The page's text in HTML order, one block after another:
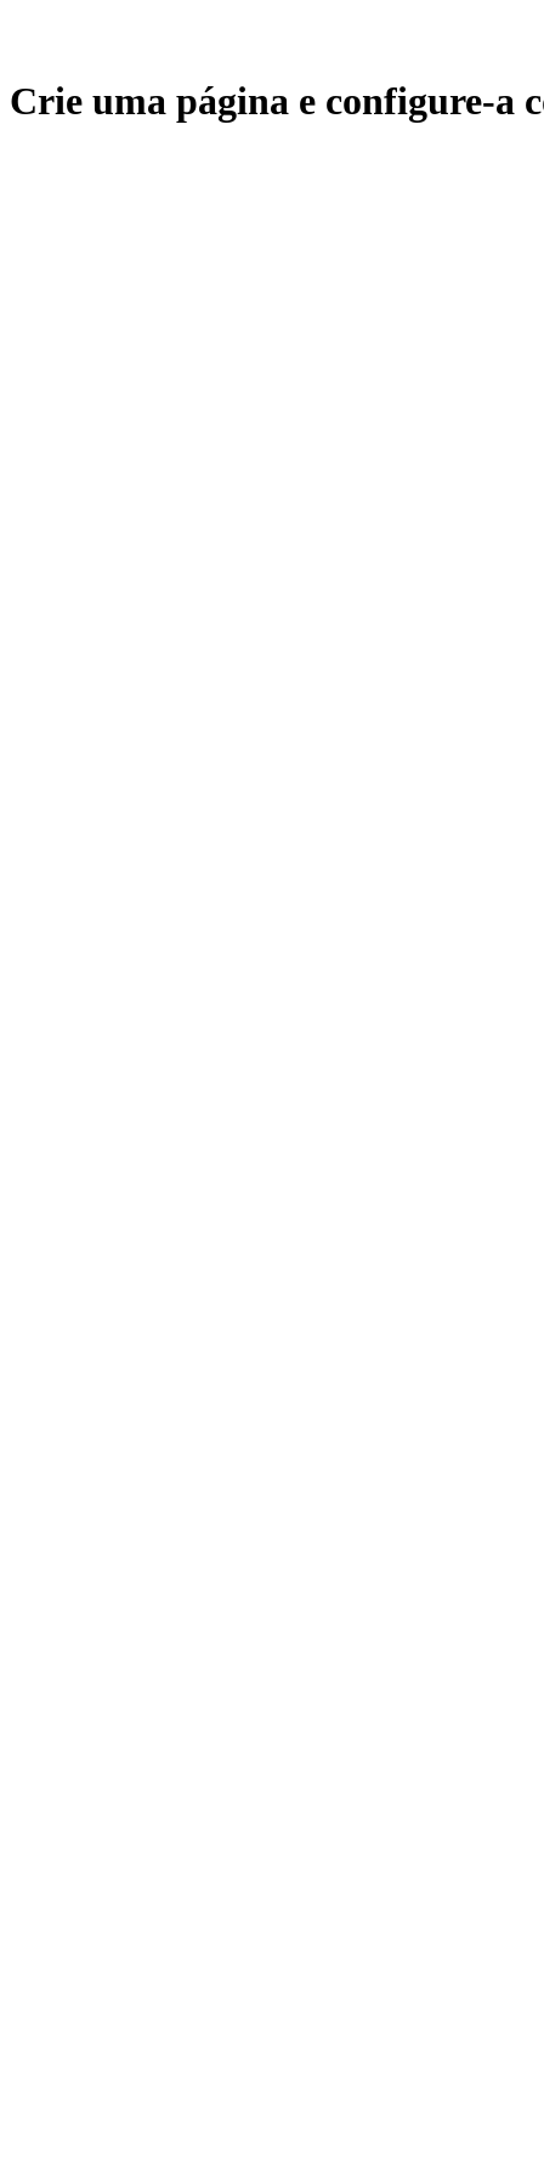
Crie uma página e configure-a